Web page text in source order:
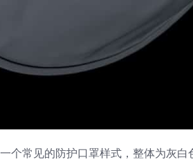
个常见的防护口罩样式，整体为灰